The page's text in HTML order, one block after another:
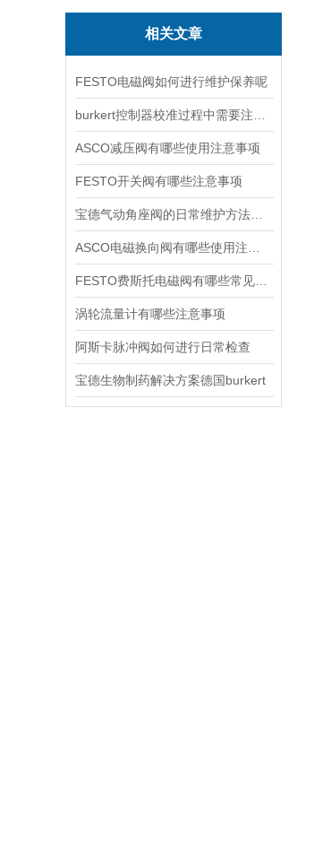
相关文章
FESTO电磁阀如何进行维护保养呢
ASCO减压阀有哪些使用注意事项
FESTO开关阀有哪些注意事项
涡轮流量计有哪些注意事项
阿斯卡脉冲阀如何进行日常检查
宝德生物制药解决方案德国burkert